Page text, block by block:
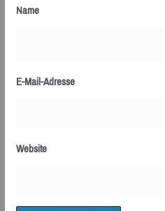
Name
E-Mail-Adresse
Website